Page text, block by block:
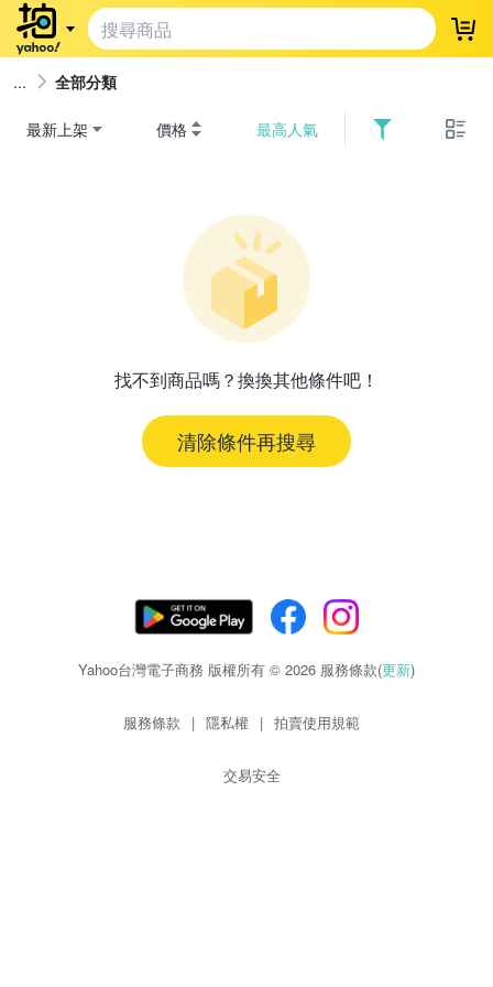
登
全部分類
最新上架 價格 最高人氣
找不到商品嗎？換換其他條件吧！
清除條件再搜尋
Yahoo台灣電子商務 版權所有 © 2026 服務條款(更新)
服務條款 | 隱私權 | 拍賣使用規範
交易安全